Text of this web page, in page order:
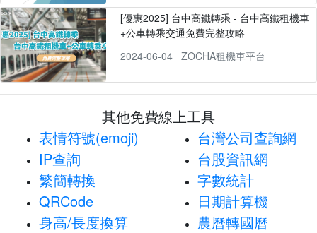
[優惠2025] 台中高鐵轉乘 - 台中高鐵租機車
+公車轉乘交通免費完整攻略
2024-06-04
ZOCHA租機車平台
其他免費線上工具
表情符號(emoji)
IP查詢
繁簡轉換
QRCode
身高/長度換算
台灣公司查詢網
台股資訊網
字數統計
日期計算機
農曆轉國曆